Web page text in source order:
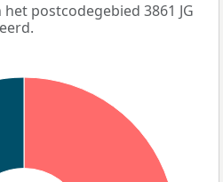
postcodegebied 3861 JG